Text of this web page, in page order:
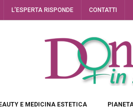
L’ESPERTA RISPONDE CONTATTI
E MEDICINA ESTETICA